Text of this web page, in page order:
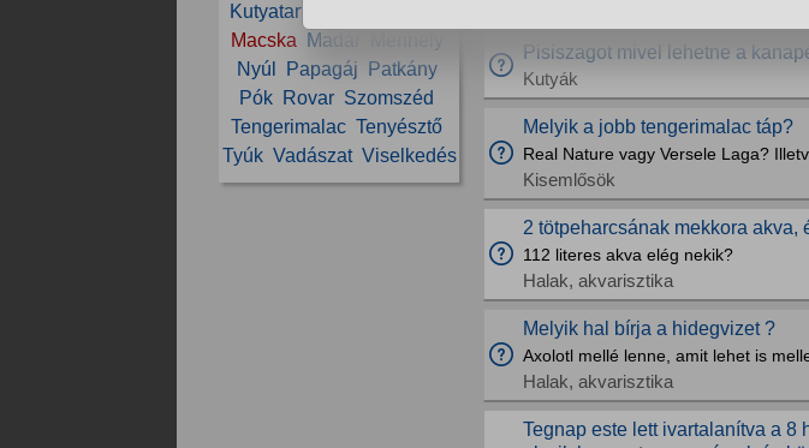
Kutyatartás
Macska
Madár
Nyúl
Papagáj
Patkány
Pók Rovar Szomszéd
Tengerimalac Tenyésztő
Tyúk Vadászat Viselkedés
Pisiszagot mivel lehetne a
Kutyák
Melyik a jobb tengerimalac táp?
Real Nature vagy Versele Laga?
Kisemlősök
2 tötpeharcsának mekkora akva,
112 literes akva elég nekik?
Halak, akvarisztika
Melyik hal bírja a hidegvizet ?
Axolotl mellé lenne, amit lehet is
Halak, akvarisztika
Tegnap este lett ivartalanítva a 8